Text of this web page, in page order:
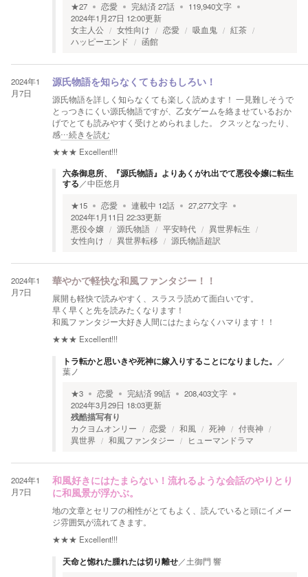
★27 恋愛 完結済27話 119,940文字
2024年1月27日 12:00更新
女主人公
女性向け 恋愛 吸血鬼
紅茶
ハッピーエンド
函館
2024年1
月7日
源氏物語を知らなくてもおもしろい！
源氏物語を詳しく知らなくても楽しく読めます！ 一見難しそうで
とっつきにくい源氏物語ですが、乙女ゲームを絡ませているおか
げでとても読みやすく受けとめられました。 クスッとなったり、
感…続きを読む
★★★ Excellent!!!
六条御息所、『源氏物語』よりあくがれ出でて悪役令嬢に転生
する ／中臣悠月
★15 恋愛 連載中 12話 27,277文字
2024年1月11日 22:33更新
悪役令嬢
源氏物語 平安時代
異世界転生
女性向け
異世界転移 源氏物語超訳
2024年1
月7日
華やかで軽快な和風ファンタジー！！
展開も軽快で読みやすく、スラスラ読めて面白いです。
早く早くと先を読みたくなります！
和風ファンタジー大好き人間にはたまらなくハマります！！
★★★ Excellent!!!
トラ転かと思いきや死神に嫁入りすることになりました。
／
葉ノ
★3 恋愛 完結済99話 208,403文字
2024年3月29日 18:03更新
残酷描写有り
カクヨムオンリー 恋愛 和風 死神
付喪神
異世界
和風ファンタジー ヒューマンドラマ
2024年1
月7日
和風好きにはたまらない！流れるような会話のやりとり
に和風景が浮かぶ。
地の文章とセリフの相性がとてもよく、読んでいると頭にイメー
ジ雰囲気が流れてきます。
★★★ Excellent!!!
天命と惚れた腫れたは切り離せ／土御門 響